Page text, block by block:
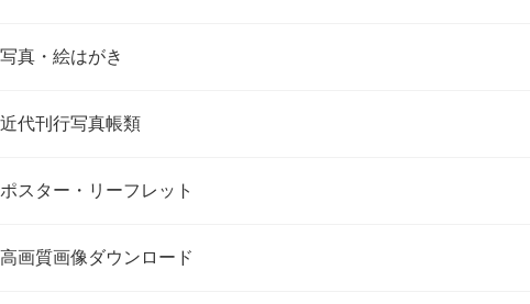
写真・絵はがき
近代刊行写真帳類
ポスター・リーフレット
高画質画像ダウンロード